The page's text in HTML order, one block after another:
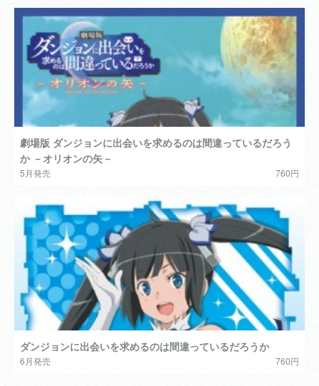
劇場版 ダンジョンに出会いを求めるのは間違っているだろう
か －オリオンの矢－
5月発売 760円
ダンジョンに出会いを求めるのは間違っているだろうか
6月発売 760円